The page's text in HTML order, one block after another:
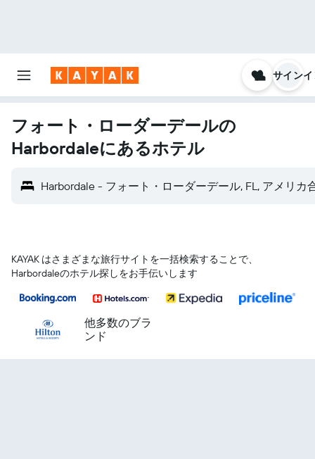
サイン
フォート・ローダーデールの
Harbordaleにあるホテル
Harbordale - フォート・ローダーデール, FL, アメリカ
KAYAK はさまざまな旅行サイトを一括検索することで、
Harbordaleのホテル探しをお手伝いします
他多数のブラ
ンド